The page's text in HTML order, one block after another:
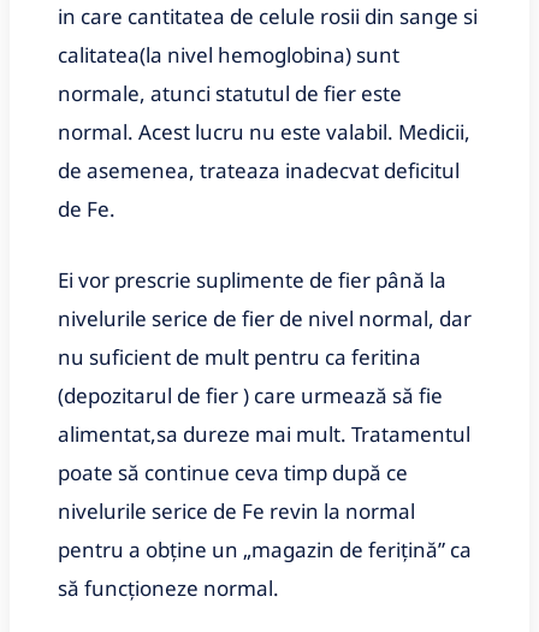
in care cantitatea de celule rosii din sange si
calitatea(la nivel hemoglobina) sunt
normale, atunci statutul de fier este
normal. Acest lucru nu este valabil. Medicii,
de asemenea, trateaza inadecvat deficitul
de Fe.
Ei vor prescrie suplimente de fier până la
nivelurile serice de fier de nivel normal, dar
nu suficient de mult pentru ca feritina
(depozitarul de fier ) care urmează să fie
alimentat,sa dureze mai mult. Tratamentul
poate să continue ceva timp după ce
nivelurile serice de Fe revin la normal
pentru a obține un „magazin de ferițină” ca
să funcționeze normal.